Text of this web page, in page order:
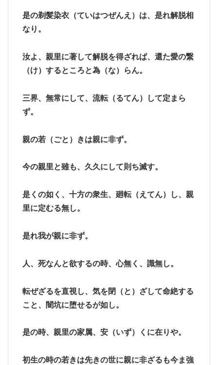
是の剃髪染衣（ていはつぜんえ）は、是れ解脱相
なり。
汝よ、親里に著して解脱を得ざれば、還た愛の繋
（け）するところと為（な）らん。
三界、無常にして、流転（るてん）して定まら
ず。
親の若（ごと）きは親に非ず。
今の親里と雖も、久久にして則ち滅す。
是くの如く、十方の衆生、廻転（えてん）し、親
里に定むる無し。
是れ我が親に非ず。
人、死なんと欲するの時、心無く、識無し。
転ぜざるを直視し、気を閉（と）ざして命絶する
こと、闇坑に堕せるが如し。
是の時、親里の家属、安（いず）くに在りや。
初生の時の若きは先きの世に親に非ざるも今ま強